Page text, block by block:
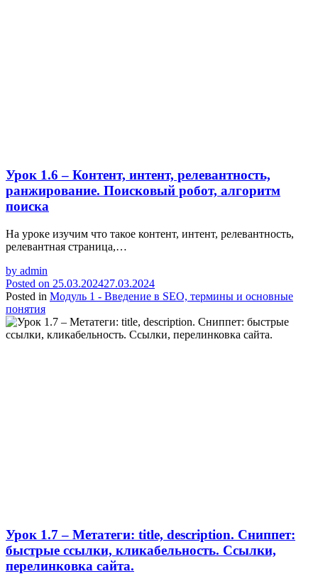
Урок 1.6 – Контент, интент, релевантность,
ранжирование. Поисковый робот, алгоритм
поиска
На уроке изучим что такое контент, интент, релевантность,
релевантная страница,…
by admin
Posted on 25.03.202427.03.2024
Posted in Модуль 1 - Введение в SEO, термины и основные
понятия
Урок 1.7 – Метатеги: title, description. Сниппет:
быстрые ссылки, кликабельность. Ссылки,
перелинковка сайта.